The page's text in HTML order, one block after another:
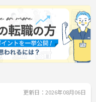
更新日：2026年08月06日